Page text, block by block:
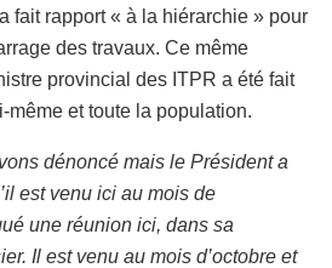
fait rapport « à la hiérarchie » pour
des travaux. Ce même
provincial des ITPR a été fait
même et toute la population.
dénoncé mais le Président a
est venu ici au mois de
une réunion ici, dans sa
Il est venu au mois d’octobre et